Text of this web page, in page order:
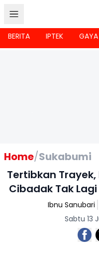
BERITA IPTEK GAYA
Home/Sukabumi
Tertibkan Trayek,
Cibadak Tak
Ibnu Sanubari
Sabtu 13